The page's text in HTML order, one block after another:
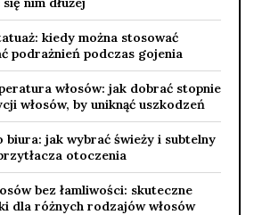
kiedy można stosować
podrażnień podczas gojenia
włosów: jak dobrać stopnie
włosów, by uniknąć uszkodzeń
biura: jak wybrać świeży i subtelny
otoczenia
bez łamliwości: skuteczne
dla różnych rodzajów włosów